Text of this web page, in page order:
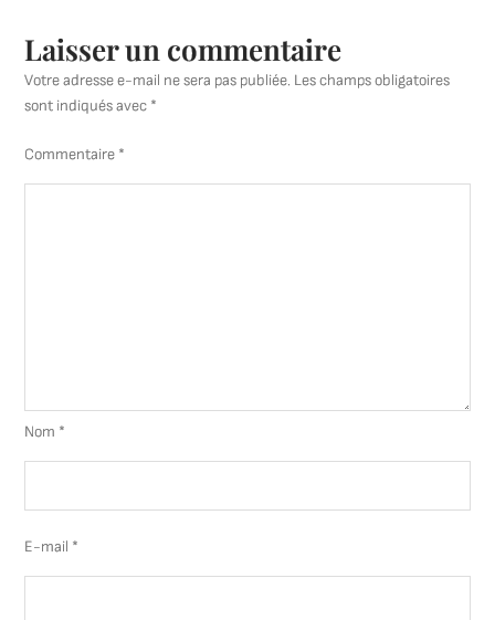
Laisser un commentaire
Votre adresse e-mail ne sera pas publiée. Les champs obligatoires
sont indiqués avec *
Commentaire *
Nom *
E-mail *